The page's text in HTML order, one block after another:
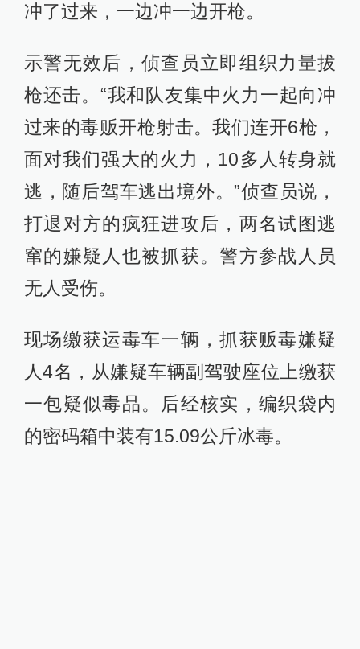
冲了过来，一边冲一边开枪。
示警无效后，侦查员立即组织力量拔
枪还击。“我和队友集中火力一起向冲
过来的毒贩开枪射击。我们连开6枪，
面对我们强大的火力，10多人转身就
逃，随后驾车逃出境外。”侦查员说，
打退对方的疯狂进攻后，两名试图逃
窜的嫌疑人也被抓获。警方参战人员
无人受伤。
现场缴获运毒车一辆，抓获贩毒嫌疑
人4名，从嫌疑车辆副驾驶座位上缴获
一包疑似毒品。后经核实，编织袋内
的密码箱中装有15.09公斤冰毒。